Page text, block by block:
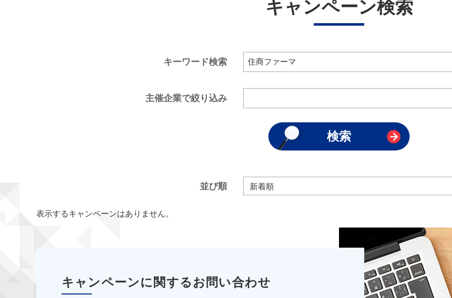
キャンペーン検索
キーワード検索
主催企業で絞り込み
並び順
表示するキャンペーンはありません。
キャンペーンに関するお問い合わせ